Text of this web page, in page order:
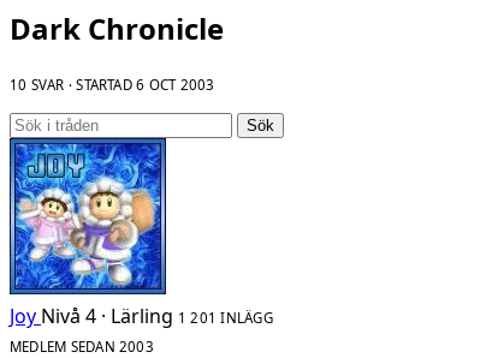
Dark Chronicle
10 SVAR · STARTAD6 OCT 2003
Sök
Joy Nivå 4 · Lärling 1 201 INLÄGG
MEDLEM SEDAN 2003